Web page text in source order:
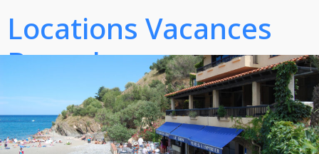
Locations Vacances
Banyuls
Notre résidence "les Pides dans l'eau" plus de 14 ans
d'expérience